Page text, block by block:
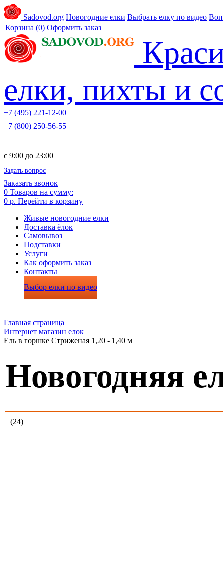
Sadovod.org Новогодние елки Выбрать елку по видео
Корзина (0) Оформить заказ
елки, пихты и
+7 (495) 221-12-00
+7 (800) 250-56-55
c 9:00 до 23:00
Задать вопрос
Заказать звонок
0 Товаров на сумму:
0 р. Перейти в корзину
Живые новогодние елки
Доставка ёлок
Самовывоз
Подставки
Услуги
Как оформить заказ
Контакты
Выбор елки по видео
Главная страница
Интернет магазин елок
Ель в горшке Стриженая 1,20 - 1,40 м
Новогодняя
(24)